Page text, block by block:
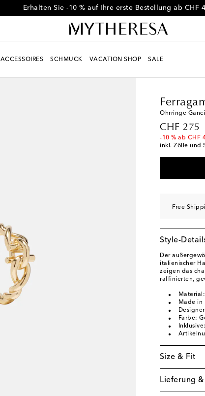
Erhalten Sie -10 % auf Ihre erste Bestellung ab CHF
ACCESSOIRES SCHMUCK VACATION SHOP SALE
Ohrringe
CHF 275
original
-10 % ab CHF
inkl. Zölle und
Free
Style-
Der
italienischer
zeigen das
raffinierten,
Made in
Farbe:
Size & Fit
Lieferung